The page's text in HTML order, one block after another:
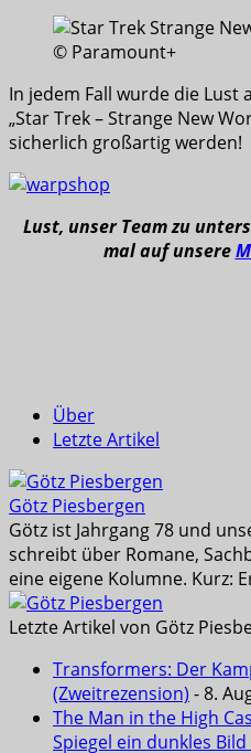
© Paramount+
In jedem Fall wurde die Lust
„Star Trek – Strange New
sicherlich großartig werden!
Lust, unser Team zu
mal auf unsere
Über
Letzte Artikel
Götz Piesbergen
Götz ist Jahrgang 78 und
schreibt über Romane,
eine eigene Kolumne. Kurz:
Letzte Artikel von Götz
Transformers: Der
(Zweitrezension) - 8.
The Man in the High
Spiegel ein dunkles Bild